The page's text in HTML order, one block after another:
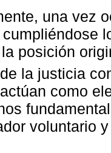
una vez
posición
la justicia
como
voluntario